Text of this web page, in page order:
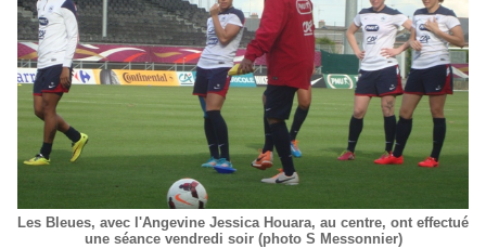
Les Bleues, avec l'Angevine Jessica Houara, au centre, ont effectué
une séance vendredi soir (photo S Messonnier)